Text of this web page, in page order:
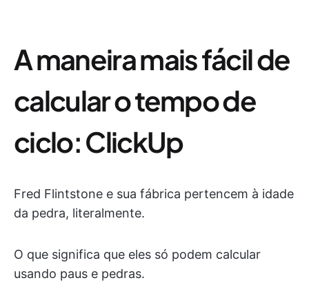
A maneira mais fácil de
calcular o tempo de
ciclo: ClickUp
Fred Flintstone e sua fábrica pertencem à idade
da pedra, literalmente.
O que significa que eles só podem calcular
usando paus e pedras.